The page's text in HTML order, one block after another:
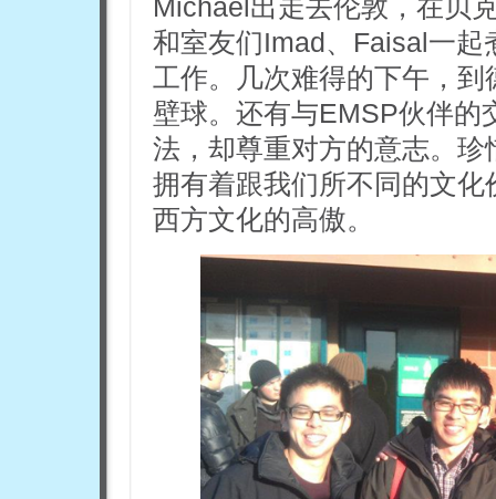
Michael出走去伦敦，在贝
和室友们Imad、Faisal一
工作。几次难得的下午，
壁球。还有与EMSP伙伴的
法，却尊重对方的意志。
拥有着跟我们所不同的文
西方文化的高傲。